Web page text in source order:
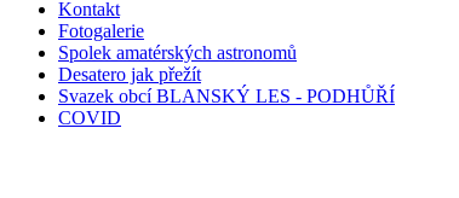
Kontakt
Fotogalerie
Spolek amatérských astronomů
Desatero jak přežít
Svazek obcí BLANSKÝ LES - PODHŮŘÍ
COVID